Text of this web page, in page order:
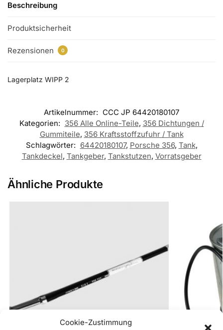
Cookie-Zustimmung
Beschreibung
Produktsicherheit
Rezensionen 0
Lagerplatz WIPP 2
Artikelnummer: CCC JP 64420180107
Kategorien: 356 Alle Online-Teile, 356 Dichtungen /
Gummiteile, 356 Kraftsstoffzufuhr / Tank
Schlagwörter: 64420180107, Porsche 356, Tank,
Tankdeckel, Tankgeber, Tankstutzen, Vorratsgeber
Ähnliche Produkte